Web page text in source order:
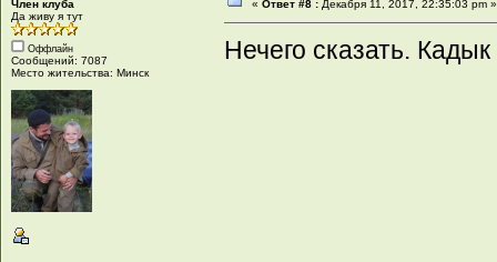
Член клуба
Да живу я тут
Оффлайн
Сообщений: 7087
Место жительства: Минск
«Ответ #8 : Декабря 11, 2017, 22:35:03 pm »
Нечего сказать.